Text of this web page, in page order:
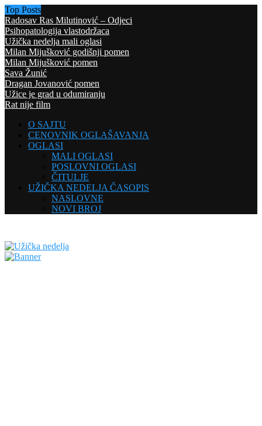
Top Posts
Radosav Ras Milutinović – Odjeci
Psihopatologija vlastodržaca
Užička nedelja mali oglasi
Milan Mijušković godišnji pomen
Milan Mijušković pomen
Sava Žunić
Dragan Jovanović pomen
Užice je grad u odumiranju
Rat nije film
O SAJTU
CENOVNIK OGLAŠAVANJA
OGLASI
MALI OGLASI
POSLOVNI OGLASI
ČITULJE
UŽIČKA NEDELJA ČASOPIS
NASLOVNE
NOVI BROJ